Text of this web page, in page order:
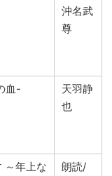
沖名武
尊
血-
天羽静
也
～年上な
朗読/